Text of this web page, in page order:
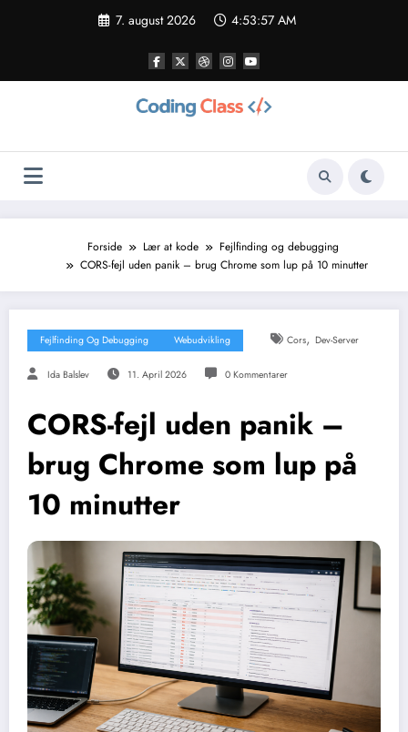
7. august 2026 4:53:59 AM
Forside Lær at kode
Fejlfinding og debugging
CORS-fejl uden panik – brug Chrome som lup på 10 minutter
Fejlfinding Og Debugging Webudvikling Cors, Dev-Server
Ida Balslev 11. April 2026 0 Kommentarer
CORS-fejl uden panik –
brug Chrome som lup på
10 minutter